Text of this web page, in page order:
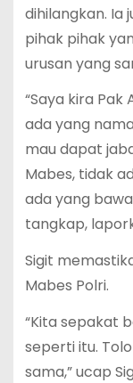
dihilangkan. Ia
pihak pihak
urusan yang
“Saya kira Pak
ada yang
mau dapat
Mabes, tidak
ada yang
tangkap,
Sigit
Mabes Polri.
“Kita sepakat
seperti itu.
sama,” ucap